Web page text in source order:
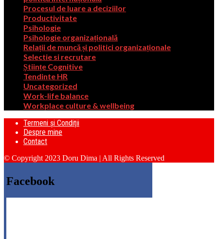
Procesul de luare a deciziilor
Productivitate
Psihologie
Psihologie organizațională
Relații de muncă și politici organizaționale
Selectie si recrutare
Științe Cognitive
Tendinte HR
Uncategorized
Work-life balance
Workplace culture & wellbeing
Termeni și Condiții
Despre mine
Contact
© Copyright 2023 Doru Dima | All Rights Reserved
Facebook